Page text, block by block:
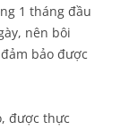
1 tháng đầu
nên bôi
bảo được
được thực